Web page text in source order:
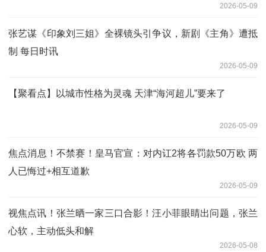
2026-05-09
张艺谋《印象刘三姐》全裸镜头引争议，新剧《主角》遭抵
制 每日时讯
2026-05-09
【聚看点】以城市性格为灵魂 天津“海河超儿”要来了
2026-05-09
焦点消息！不禁赛！皇马官宣：对内讧2将各罚款50万欧 两
人已悔过+相互道歉
2026-05-09
视焦点讯！张兰晒一家三口合影！汪小菲眼睛出问题，张兰
心软，主动低头和解
2026-05-08